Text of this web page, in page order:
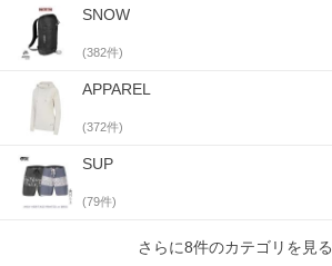
SNOW
(382件)
APPAREL
(372件)
SUP
(79件)
さらに8件のカテゴリを見る